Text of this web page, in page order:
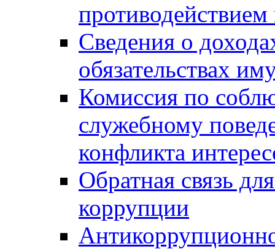
Сведения о
обязательствах
Комиссия по
служебному
конфликта
Обратная связь
коррупции